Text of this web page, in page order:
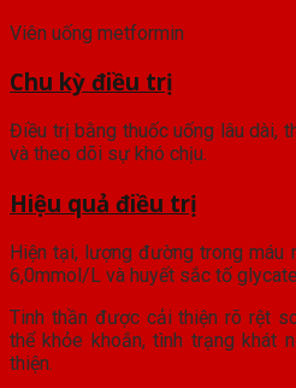
Viên uống metformin
Chu kỳ điều trị
Điều trị bằng thuốc uống lâu dài,
và theo dõi sự khó chịu.
Hiệu quả điều trị
Hiện tại, lượng đường trong máu
6,0mmol/L và huyết sắc tố
Tinh thần được cải thiện rõ rệt
thể khỏe khoắn, tình trạng khát
thiện.